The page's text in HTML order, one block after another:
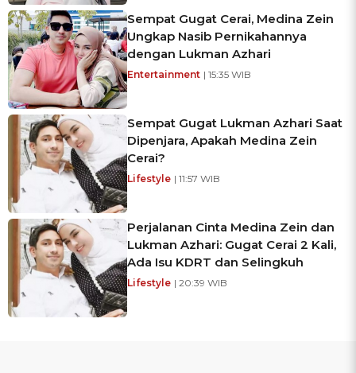
Sempat Gugat Cerai, Medina Zein
Ungkap Nasib Pernikahannya
dengan Lukman Azhari
Entertainment | 15:35 WIB
Sempat Gugat Lukman Azhari Saat
Dipenjara, Apakah Medina Zein
Cerai?
Lifestyle | 11:57 WIB
Perjalanan Cinta Medina Zein dan
Lukman Azhari: Gugat Cerai 2 Kali,
Ada Isu KDRT dan Selingkuh
Lifestyle | 20:39 WIB